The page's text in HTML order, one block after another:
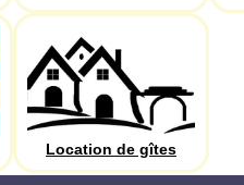
Location de gîtes